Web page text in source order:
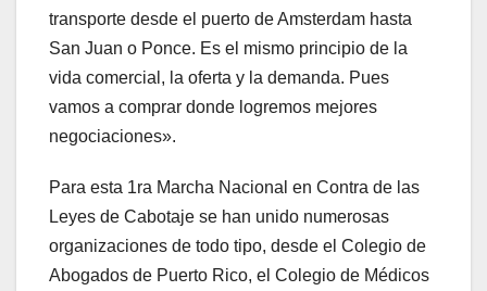
transporte desde el puerto de Amsterdam hasta
San Juan o Ponce. Es el mismo principio de la
vida comercial, la oferta y la demanda. Pues
vamos a comprar donde logremos mejores
negociaciones».
Para esta 1ra Marcha Nacional en Contra de las
Leyes de Cabotaje se han unido numerosas
organizaciones de todo tipo, desde el Colegio de
Abogados de Puerto Rico, el Colegio de Médicos